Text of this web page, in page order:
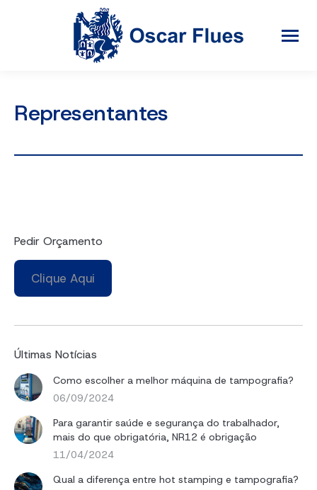
Representantes
Pedir Orçamento
Clique Aqui
Últimas Notícias
Como escolher a melhor máquina de tampografia?
06/09/2024
Para garantir saúde e segurança do trabalhador,
mais do que obrigatória, NR12 é obrigação
11/04/2024
Qual a diferença entre hot stamping e tampografia?